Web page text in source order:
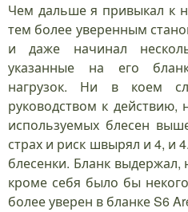
Чем дальше я привыкал к
тем более уверенным
и даже начинал
указанные на его
нагрузок. Ни в коем
руководством к
используемых блесен
страх и риск швырял и 4, и
блесенки. Бланк
кроме себя было бы
более уверен в бланке S6